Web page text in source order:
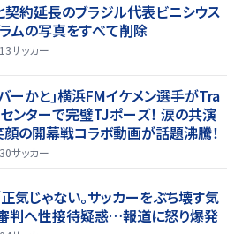
契約延長のブラジル代表ビニシウス
ムの写真をすべて削除
サッカー
ーかと｣横浜FMイケメン選手がTra
ンターで完璧TJポーズ！ 涙の共演
の開幕戦コラボ動画が話題沸騰！
サッカー
気じゃない。サッカーをぶち壊す気
審判へ性接待疑惑…報道に怒り爆発